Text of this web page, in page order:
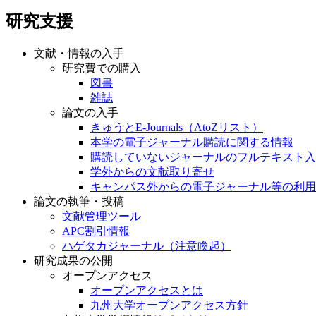
研究支援
文献・情報の入手
研究費での購入
図書
雑誌
論文の入手
きゅうとE-Journals（AtoZリスト）
本学の電子ジャーナル購読に関する情報
購読していないジャーナルのフルテキスト
学外からの文献取り寄せ
キャンパス外からの電子ジャーナル等の利用
論文の執筆・投稿
文献管理ツール
APC割引情報
ハゲタカジャーナル（注意喚起）
研究成果の公開
オープンアクセス
オープンアクセスとは
九州大学オープンアクセス方針